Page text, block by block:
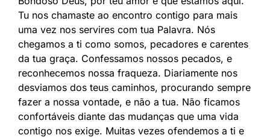
Tu nos chamaste ao encontro contigo para mais
uma vez nos servires com tua Palavra. Nós
chegamos a ti como somos, pecadores e carentes
da tua graça. Confessamos nossos pecados, e
reconhecemos nossa fraqueza. Diariamente nos
desviamos dos teus caminhos, procurando sempre
fazer a nossa vontade, e não a tua. Não ficamos
confortáveis diante das mudanças que uma vida
contigo nos exige. Muitas vezes ofendemos a ti e